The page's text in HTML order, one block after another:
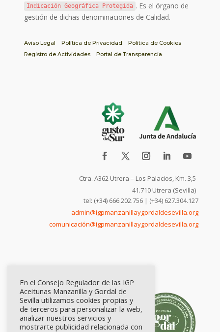
Indicación Geográfica Protegida . Es el órgano de
gestión de dichas denominaciones de Calidad.
Aviso Legal Política de Privacidad
Política de Cookies
Registro de Actividades
Portal de Transparencia
Ctra. A362 Utrera – Los Palacios, Km. 3,5
41.710 Utrera (Sevilla)
tel: (+34) 666.202.756 | (+34) 627.304.127
admin@igpmanzanillaygordaldesevilla.org
comunicación@igpmanzanillaygordaldesevilla.org
En el Consejo Regulador de las IGP
Aceitunas Manzanilla y Gordal de
Sevilla utilizamos cookies propias y
de terceros para personalizar la web,
analizar nuestros servicios y
mostrarte publicidad relacionada con